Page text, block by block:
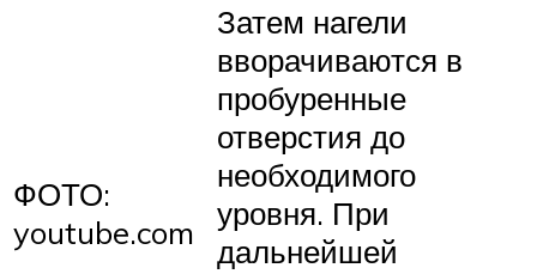
ФОТО:
youtube.com
Затем нагели
вворачиваются в
пробуренные
отверстия до
необходимого
уровня. При
дальнейшей